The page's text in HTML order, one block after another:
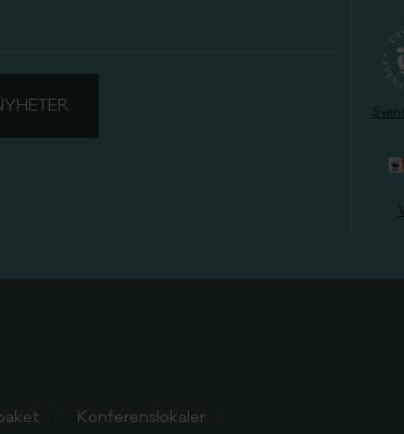
Konferenslokaler